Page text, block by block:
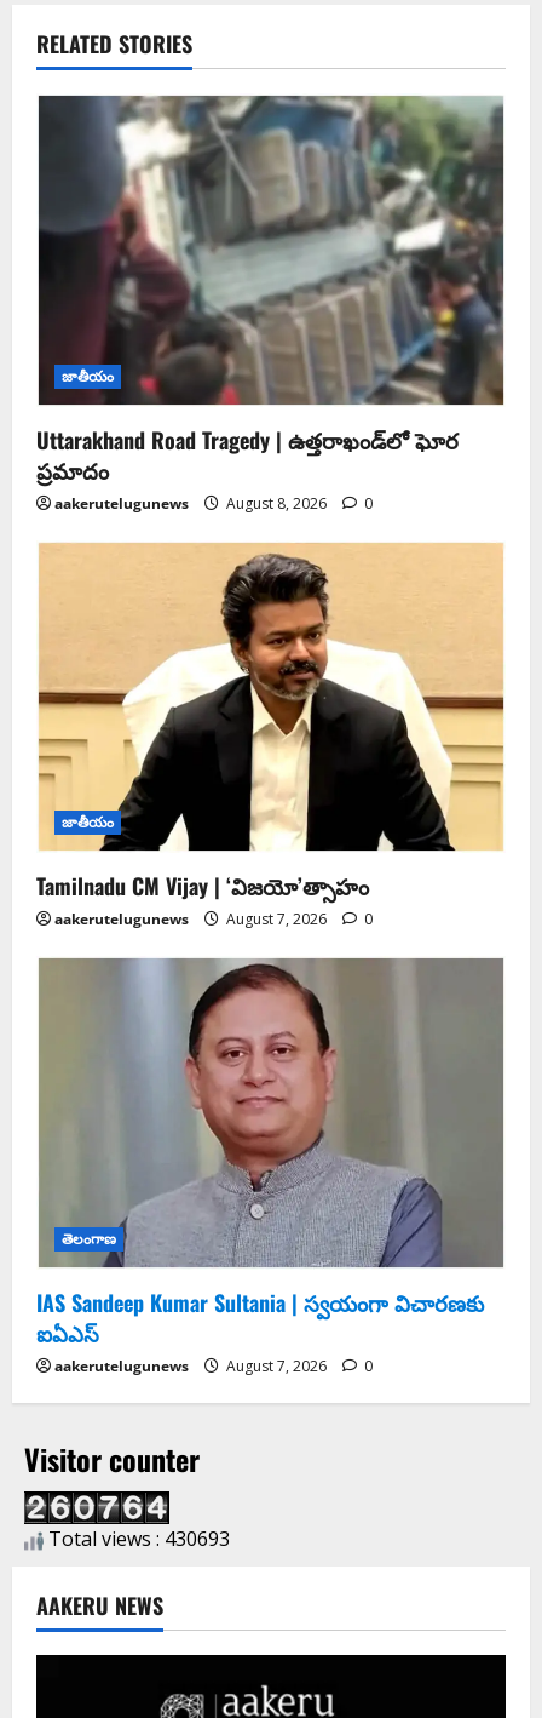
RELATED STORIES
జాతీయం
Uttarakhand Road Tragedy | ఉత్తరాఖండ్‌లో ఘోర
ప్రమాదం
aakerutelugunews August 8, 2026 0
జాతీయం
Tamilnadu CM Vijay | ‘విజయో’త్సాహం
aakerutelugunews August 7, 2026 0
తెలంగాణ
IAS Sandeep Kumar Sultania | స్వ‌యంగా విచార‌ణ‌కు
ఐఏఎస్‌
aakerutelugunews August 7, 2026 0
Visitor counter
Total views : 430693
AAKERU NEWS